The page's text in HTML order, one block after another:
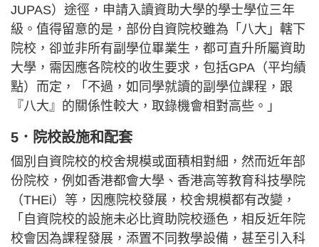
JUPAS）途徑，申請入讀資助大學的學士學位三年
級。值得留意的是，部份自資院校雖為「八大」轄下
院校，卻並非所有副學位畢業生，都可直升所屬資助
大學，需因應各院校的收生要求，包括GPA（平均績
點）而定，「不過，如同學就讀的副學位課程，跟
『八大』的關係性較大，取錄機會相對高些。」
5．院校設施和配套
個別自資院校的校舍規模或面積相對細，然而近年部
份院校，例如香港都會大學、香港高等教育科技學院
（THEi）等，因應院校發展，校舍規模都有改變，
「自資院校的設施未必比資助院校遜色，相反近年院
校會因為課程發展，添置不同教學設備，甚至引入科